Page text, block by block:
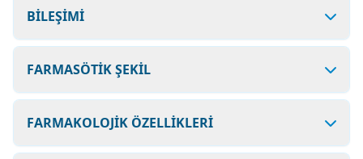
BİLEŞİMİ
FARMASÖTİK ŞEKİL
FARMAKOLOJİK ÖZELLİKLERİ